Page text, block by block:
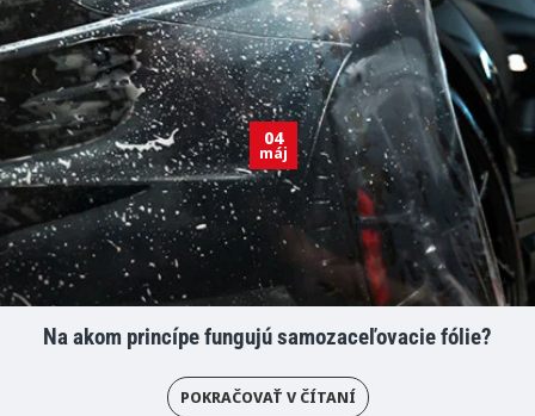
04
máj
Na akom princípe fungujú samozaceľovacie fólie?
POKRAČOVAŤ V ČÍTANÍ